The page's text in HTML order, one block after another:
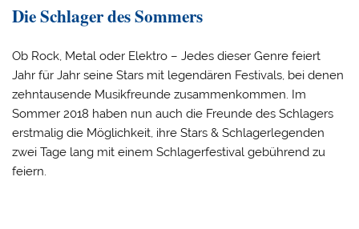
Die Schlager des Sommers
Ob Rock, Metal oder Elektro – Jedes dieser Genre feiert
Jahr für Jahr seine Stars mit legendären Festivals, bei denen
zehntausende Musikfreunde zusammenkommen. Im
Sommer 2018 haben nun auch die Freunde des Schlagers
erstmalig die Möglichkeit, ihre Stars & Schlagerlegenden
zwei Tage lang mit einem Schlagerfestival gebührend zu
feiern.